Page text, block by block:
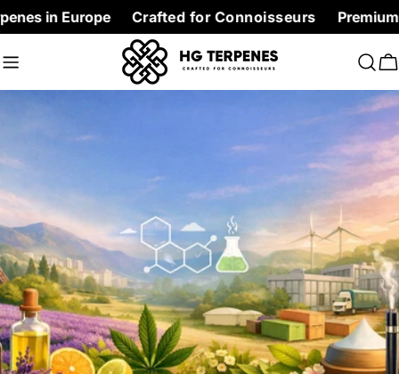
Skip
to
content
Crafted for Connoisseurs Premium